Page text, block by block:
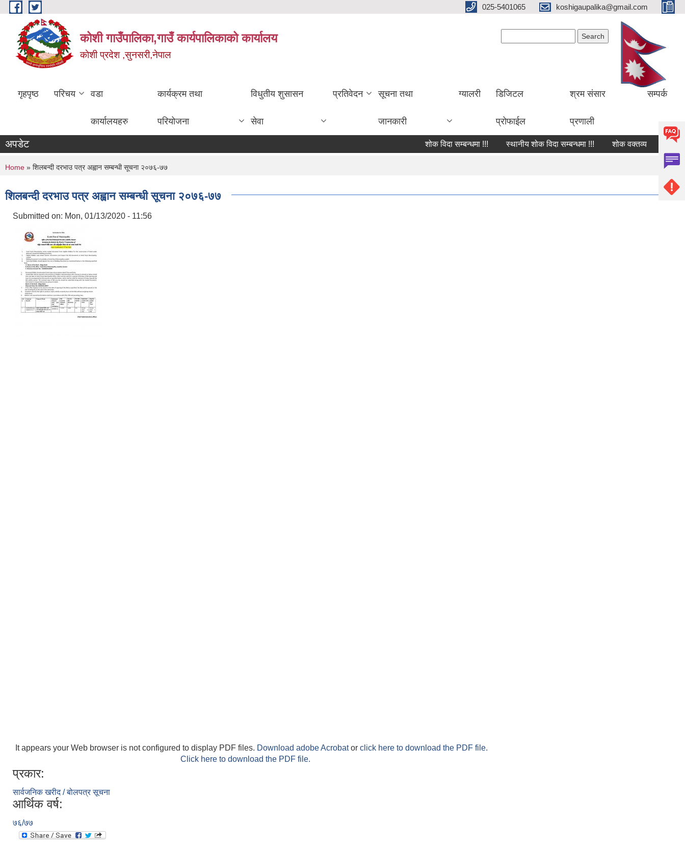
Skip to main content 025-5401065 koshigaupalika@gmail.com
कोशी गाउँपालिका,गाउँ कार्यपालिकाको कार्यालय
काेशी प्रदेश ,सुनसरी,नेपाल
गृहपृष्ठ परिचय वडा
कार्यालयहरु
कार्यक्रम तथा
परियोजना
विधुतीय शुसासन
सेवा
प्रतिवेदन सूचना तथा
जानकारी
ग्यालरी डिजिटल
प्रोफाईल
श्रम संसार
प्रणाली
सम्पर्क
अपडेट शोक विदा सम्बन्धमा !!! स्थानीय शोक विदा सम्बन्धमा !!! शोक वक्तव्य
You are here
Home » शिलबन्दी दरभाउ पत्र अह्वान सम्बन्धी सूचना २०७६-७७
शिलबन्दी दरभाउ पत्र अह्वान सम्बन्धी सूचना २०७६-७७
Submitted on: Mon, 01/13/2020 - 11:56
It appears your Web browser is not configured to display PDF files. Download adobe Acrobator click here to download the PDF file.
Click here to download the PDF file.
प्रकार:
सार्वजनिक खरीद / बोलपत्र सूचना
आर्थिक वर्ष:
७६/७७